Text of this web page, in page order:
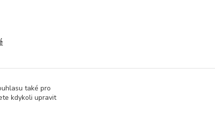
také pro
kdykoli upravit